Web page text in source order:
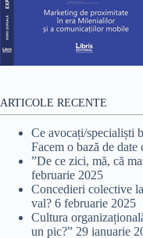
ARTICOLE RECENTE
Ce avocați/specialiști
Facem o bază de date
”De ce zici, mă, că
februarie 2025
Concedieri colective
val? 6 februarie 2025
Cultura
un pic?” 29 ianuarie